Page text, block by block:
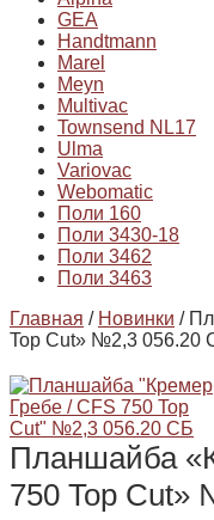
GEA
Handtmann
Marel
Meyn
Multivac
Townsend NL17
Ulma
Variovac
Webomatic
Поли 160
Поли 3430-18
Поли 3462
Поли 3463
Главная / Новинки /
Top Cut» №2,3 056.20
Планшайба
750 Top